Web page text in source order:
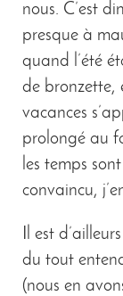
nous. C’est
presque à
quand l’été
de bronzette,
vacances
prolongé au
les temps
convaincu,
Il est
du tout
(nous en